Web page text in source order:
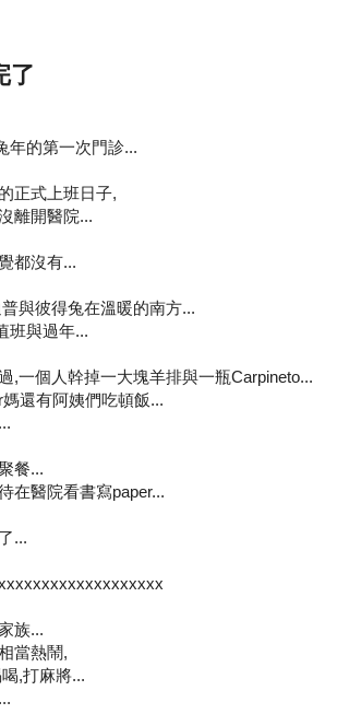
了
年的第一次門診...
正式上班日子,
離開醫院...
都沒有...
與彼得兔在溫暖的南方...
班與過年...
,一個人幹掉一大塊羊排與一瓶Carpineto...
還有阿姨們吃頓飯...
餐...
在醫院看書寫paper...
...
族...
當熱鬧,
,打麻將...